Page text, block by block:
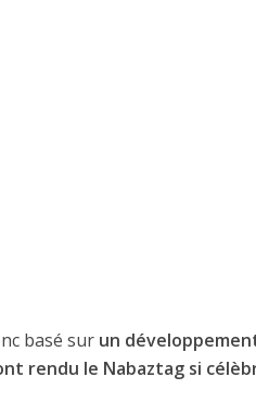
basé sur un
rendu le Nabaztag si